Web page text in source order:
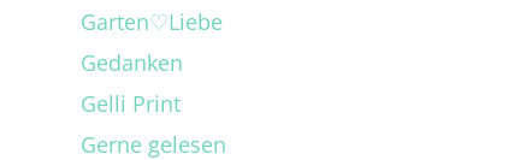
Garten♡Liebe
Gedanken
Gelli Print
Gerne gelesen